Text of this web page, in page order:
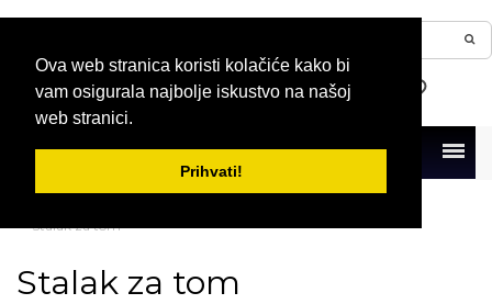
Ova web stranica koristi kolačiće kako bi
vam osigurala najbolje iskustvo na našoj
web stranici.
Prihvati!
Menu
Stalak za tom
Stalak za tom